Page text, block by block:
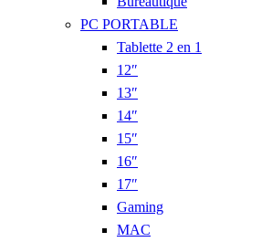
PC PORTABLE
Tablette 2 en 1
12″
13″
14″
15″
16″
17″
Gaming
MAC